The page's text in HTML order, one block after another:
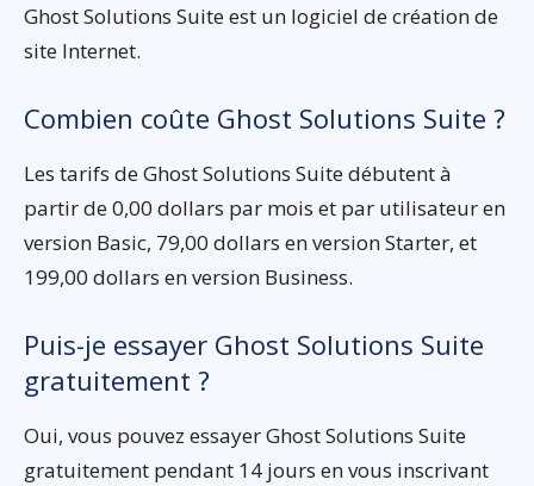
Ghost Solutions Suite est un logiciel de création de
site Internet.
Combien coûte Ghost Solutions Suite ?
Les tarifs de Ghost Solutions Suite débutent à
partir de 0,00 dollars par mois et par utilisateur en
version Basic, 79,00 dollars en version Starter, et
199,00 dollars en version Business.
Puis-je essayer Ghost Solutions Suite
gratuitement ?
Oui, vous pouvez essayer Ghost Solutions Suite
gratuitement pendant 14 jours en vous inscrivant